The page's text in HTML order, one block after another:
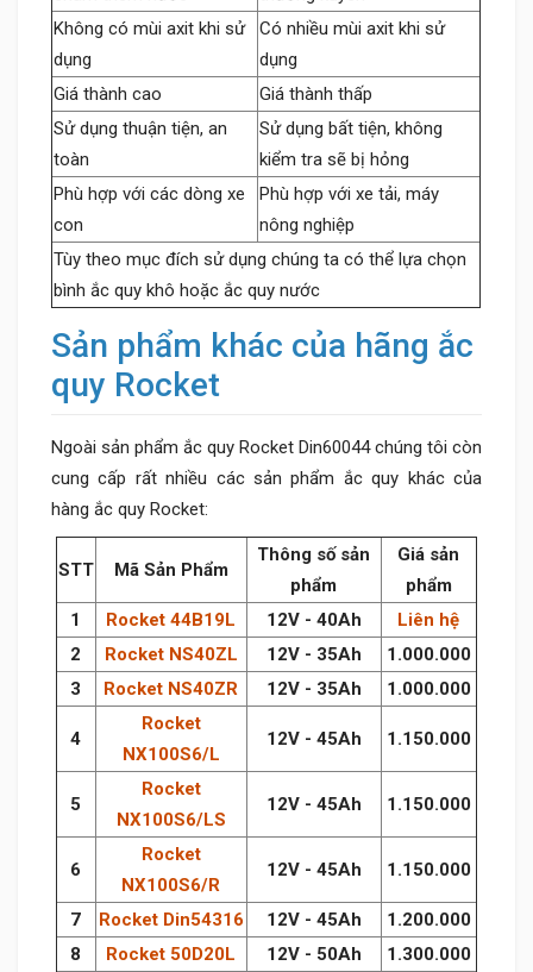
Không có mùi axit khi sử
dụng
Có nhiều mùi axit khi sử
dụng
Giá thành cao
Giá thành thấp
Sử dụng thuận tiện, an
toàn
Sử dụng bất tiện, không
kiểm tra sẽ bị hỏng
Phù hợp với các dòng xe
con
Phù hợp với xe tải, máy
nông nghiệp
Tùy theo mục đích sử dụng chúng ta có thể lựa chọn
bình ắc quy khô hoặc ắc quy nước
Sản phẩm khác của hãng ắc
quy Rocket
Ngoài sản phẩm ắc quy Rocket Din60044 chúng tôi còn
cung cấp rất nhiều các sản phẩm ắc quy khác của
hàng ắc quy Rocket:
STT Mã Sản Phẩm
Thông số sản
phẩm
Giá sản
phẩm
1
Rocket 44B19L 12V - 40Ah
Liên hệ
2
Rocket NS40ZL 12V - 35Ah
1.000.000
3
Rocket NS40ZR 12V - 35Ah 1.000.000
4
Rocket
NX100S6/L
12V - 45Ah 1.150.000
5
Rocket
NX100S6/LS
12V - 45Ah 1.150.000
6
Rocket
NX100S6/R
12V - 45Ah 1.150.000
7 Rocket Din54316 12V - 45Ah
1.200.000
8
Rocket 50D20L 12V - 50Ah 1.300.000